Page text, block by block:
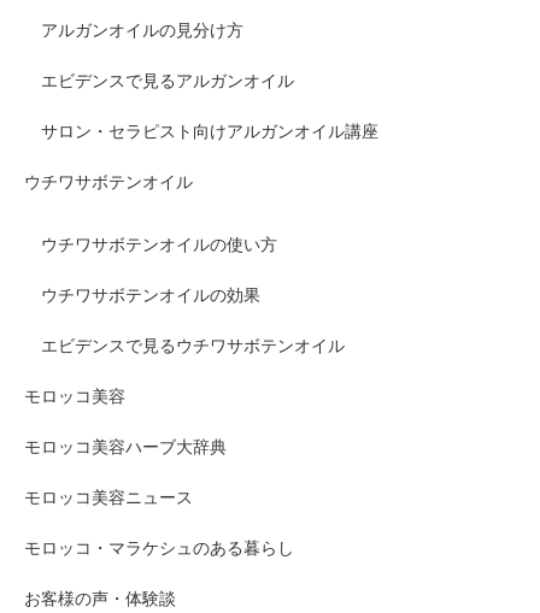
アルガンオイルの見分け方
エビデンスで見るアルガンオイル
サロン・セラピスト向けアルガンオイル講座
ウチワサボテンオイル
ウチワサボテンオイルの使い方
ウチワサボテンオイルの効果
エビデンスで見るウチワサボテンオイル
モロッコ美容
モロッコ美容ハーブ大辞典
モロッコ美容ニュース
モロッコ・マラケシュのある暮らし
お客様の声・体験談